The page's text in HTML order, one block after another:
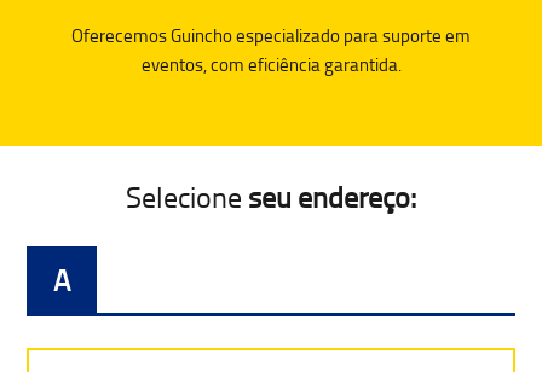
Oferecemos Guincho especializado para suporte em
eventos, com eficiência garantida.
Selecione seu endereço:
A